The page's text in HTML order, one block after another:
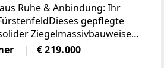
Ruhe & Anbindung: Ihr
gepflegte
Ziegelmassivbauweise
die seltene Kombination aus
in einer ruhigen Siedlung und
€ 219.000